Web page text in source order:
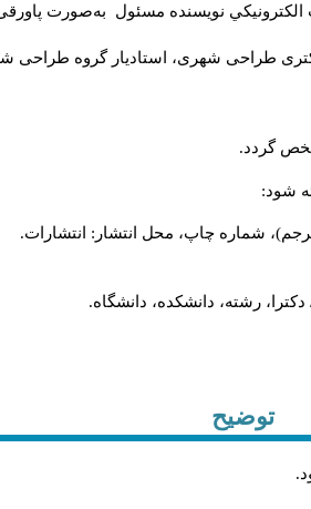
نويسنده مسئول به‌صورت
طراحی شهری، استادیار گروه طراحی
گردد.
شود:
شماره چاپ، محل انتشار: انتشارات.
رشته، دانشکده، دانشگاه.
توضیح
.